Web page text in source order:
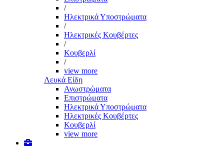
/
Ηλεκτρικά Υποστρώματα
/
Ηλεκτρικές Κουβέρτες
/
Κουβερλί
/
view more
Λευκά Είδη
Ανωστρώματα
Επιστρώματα
Ηλεκτρικά Υποστρώματα
Ηλεκτρικές Κουβέρτες
Κουβερλί
view more